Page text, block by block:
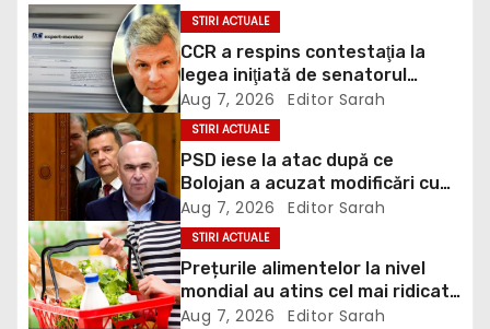
n
a
v
i
g
a
t
STIRI ACTUALE
CCR a respins contestaţia la
legea iniţiată de senatorul
Zamfir de la PSD, care permite
reluarea construcţiei
hidrocentralelor din zonele
protejate
Aug 7, 2026 Editor Sarah
STIRI ACTUALE
PSD iese la atac după ce
Bolojan a acuzat modificări cu
țintă politică la Legea ANI: O
minciună grosolană prin care
încearcă să acopere culpa PNL-
USR
Aug 7, 2026 Editor Sarah
STIRI ACTUALE
Prețurile alimentelor la nivel
mondial au atins cel mai ridicat
nivel din ultimii peste trei ani. În
Aug 7, 2026 Editor Sarah